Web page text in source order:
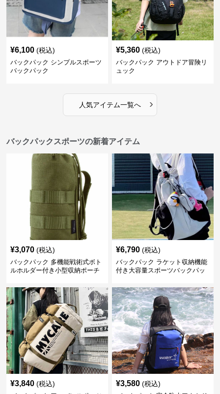
¥6,100 (税込)
バックパック シンプルスポーツ
バックパック
¥5,360 (税込)
バックパック アウトドア冒険リ
ュック
人気アイテム一覧へ ›
バックパックスポーツの新着アイテム
¥3,070 (税込)
バックパック 多機能戦術式ボト
ルホルダー付き小型収納ポーチ
¥6,790 (税込)
バックパック ラケット収納機能
付き大容量スポーツバックパッ
¥3,840 (税込) ¥3,580 (税込)